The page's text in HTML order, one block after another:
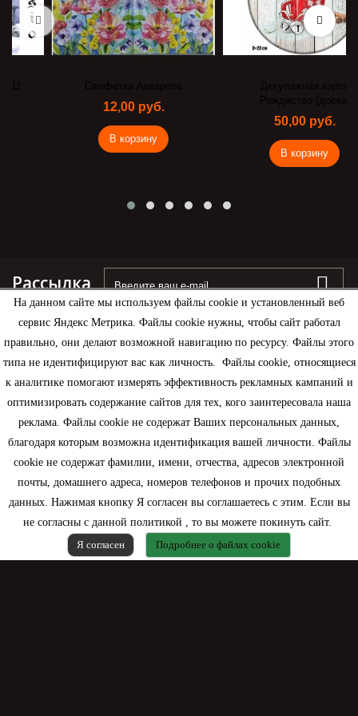
На данном сайте мы используем файлы cookie и установленный веб
сервис Яндекс Метрика. Файлы cookie нужны, чтобы сайт работал
правильно, они делают возможной навигацию по ресурсу. Файлы этого
типа не идентифицируют вас как личность. Файлы cookie, относящиеся
к аналитике помогают измерять эффективность рекламных кампаний и
оптимизировать содержание сайтов для тех, кого заинтересовала наша
реклама. Файлы cookie не содержат Ваших персональных данных,
благодаря которым возможна идентификация вашей личности. Файлы
cookie не содержат фамилии, имени, отчества, адресов электронной
почты, домашнего адреса, номеров телефонов и прочих подобных
данных. Нажимая кнопку Я согласен вы соглашаетесь с этим. Если вы
не согласны с данной политикой , то вы можете покинуть сайт.
Я согласен
Подробнее о файлах cookie
Салфетка Акварель
12,00 руб.
В корзину
Декупажная карта
Рождество (доска)
50,00 руб.
В корзину
Рассылка
Информация
Моя учетная запись
Контактная информация